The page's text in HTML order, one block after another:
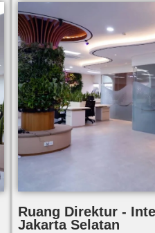
Ruang Direktur -
Jakarta Selatan